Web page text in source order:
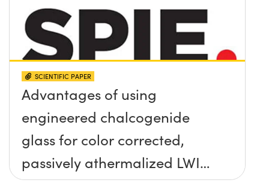
SCIENTIFIC PAPER
Advantages of using
engineered chalcogenide
glass for color corrected,
passively athermalized LWIR
imaging systems